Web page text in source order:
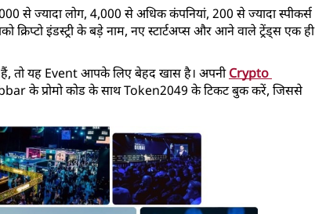
से ज्यादा लोग, 4,000 से अधिक कंपनियां, 200 से ज्यादा स्पीकर्स
क्रिप्टो इंडस्ट्री के बड़े नाम, नए स्टार्टअप्स और आने वाले ट्रेंड्स एक ही
तो यह Event आपके लिए बेहद खास है। अपनी Crypto
के प्रोमो कोड के साथ Token2049 के टिकट बुक करें, जिससे